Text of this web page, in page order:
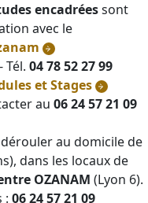
encadréessont
avec le
Tél. 04 78 52 27 99
et Stages
au 06 24 57 21 09
au domicile de
dans les locaux de
OZANAM (Lyon 6).
: 06 24 57 21 09